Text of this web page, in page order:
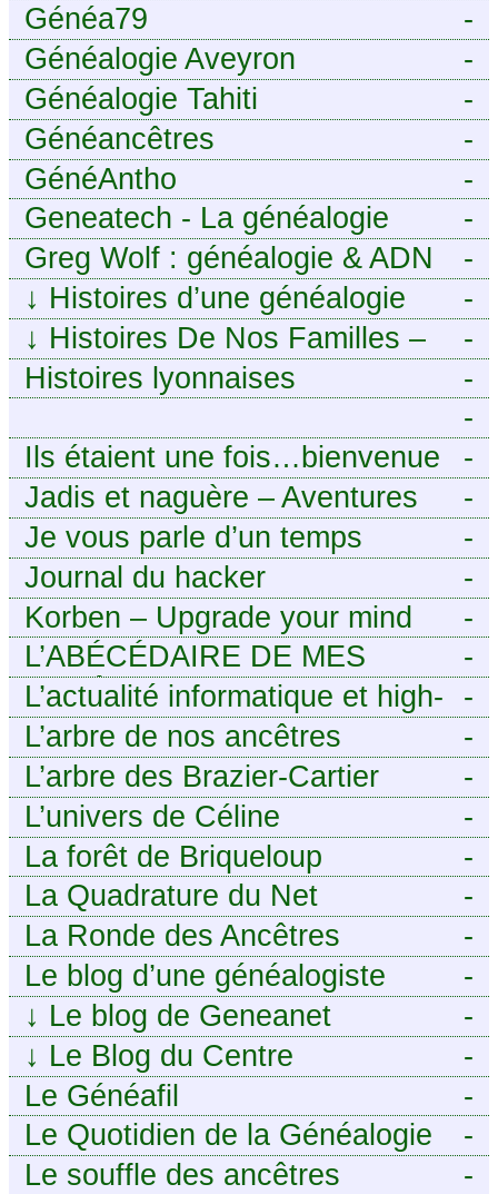
-
Généa79
-
Généalogie Aveyron
-
Généalogie Tahiti
-
Généancêtres
-
GénéAntho
-
Geneatech - La généalogie
numérique à portée de tous
-
Greg Wolf : généalogie & ADN
-
↓ Histoires d’une généalogie
Léonarde
-
↓ Histoires De Nos Familles –
Blog de généalogie
-
Histoires lyonnaises
-
https://
-
Ils étaient une fois…bienvenue
chez mes ancêtres. – Une
histoire tourangelle, mais pas
seulement.
-
Jadis et naguère – Aventures
généalogiques de l’Atlantique
aux contreforts des Alpes
-
Je vous parle d’un temps
-
Journal du hacker
-
Korben – Upgrade your mind
-
L’ABÉCÉDAIRE DE MES
ANCÊTRES – Tout ce que
j’aurais aimé savoir sur ma
famille mais n’ai jamais osé
demander
-
L’actualité informatique et high-
tech pour décideurs IT.
-
L’arbre de nos ancêtres
-
L’arbre des Brazier-Cartier
-
L’univers de Céline
-
La forêt de Briqueloup
-
La Quadrature du Net
-
La Ronde des Ancêtres
-
Le blog d’une généalogiste
-
↓ Le blog de Geneanet
-
↓ Le Blog du Centre
Généalogique de Touraine -
-
Le Généafil
-
Le Quotidien de la Généalogie
-
Le souffle des ancêtres